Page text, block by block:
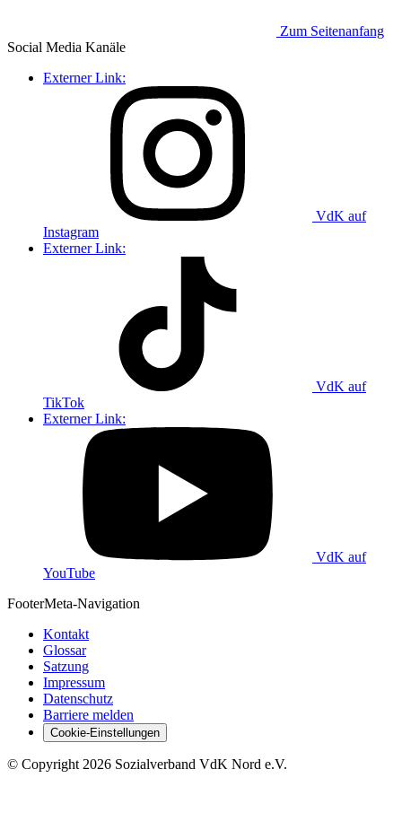
Zum Seitenanfang
Social Media Kanäle
Externer Link:
VdK auf
Instagram
Externer Link:
VdK auf
TikTok
Externer Link:
VdK auf
YouTube
FooterMeta-Navigation
Kontakt
Glossar
Satzung
Impressum
Datenschutz
Barriere melden
Cookie-Einstellungen
© Copyright 2026 Sozialverband VdK Nord e.V.